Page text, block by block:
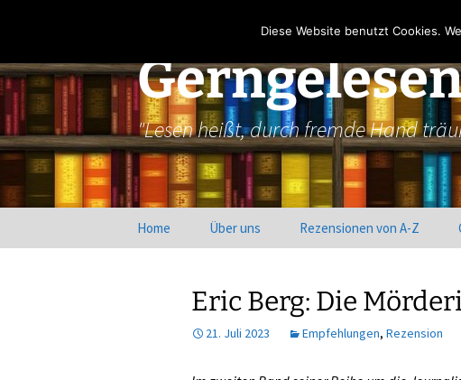
"Lesen heißt, durch fremde Hand
Home Über uns Rezensionen von A-Z
Eric Berg: Die
21. Juli 2023 Empfehlungen, Rezension
Diese Website benutzt Cookies.